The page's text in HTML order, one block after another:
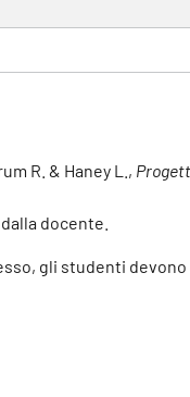
R. & Haney L.,
docente.
gli studenti